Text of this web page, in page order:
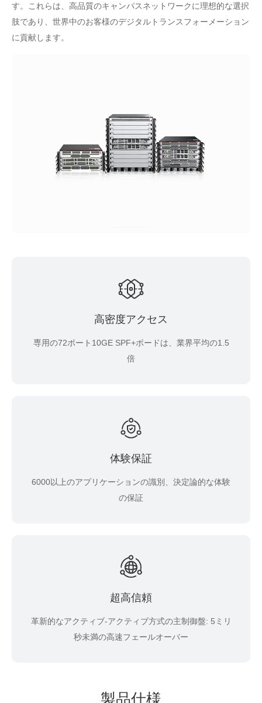
す。これらは、高品質のキャンパスネットワークに理想的な選択
肢であり、世界中のお客様のデジタルトランスフォーメーション
に貢献します。
高密度アクセス
専用の72ポート10GE SPF+ボードは、業界平均の1.5
倍
体験保証
6000以上のアプリケーションの識別、決定論的な体験
の保証
超高信頼
革新的なアクティブ-アクティブ方式の主制御盤: 5ミリ
秒未満の高速フェールオーバー
製品仕様